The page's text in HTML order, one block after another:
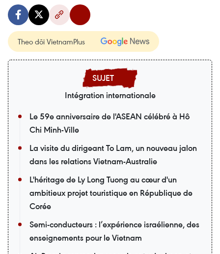
Theo dõi VietnamPlus
Intégration internationale
Le 59e anniversaire de l'ASEAN célébré à Hô
Chi Minh-Ville
La visite du dirigeant To Lam, un nouveau jalon
dans les relations Vietnam-Australie
L'héritage de Ly Long Tuong au cœur d'un
ambitieux projet touristique en République de
Corée
Semi-conducteurs : l’expérience israélienne, des
enseignements pour le Vietnam